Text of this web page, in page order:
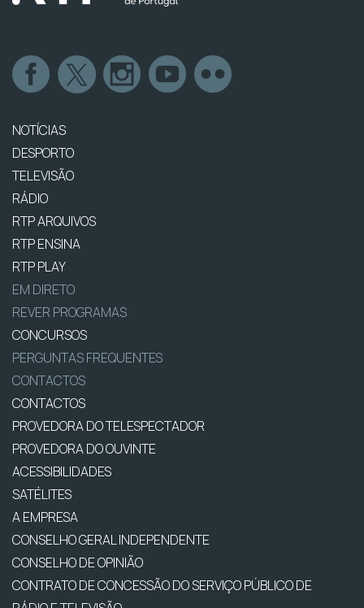
NOTÍCIAS
DESPORTO
TELEVISÃO
RÁDIO
RTP ARQUIVOS
RTP ENSINA
RTP PLAY
EM DIRETO
REVER PROGRAMAS
CONCURSOS
PERGUNTAS FREQUENTES
CONTACTOS
CONTACTOS
PROVEDORA DO TELESPECTADOR
PROVEDORA DO OUVINTE
ACESSIBILIDADES
SATÉLITES
A EMPRESA
CONSELHO GERAL INDEPENDENTE
CONSELHO DE OPINIÃO
CONTRATO DE CONCESSÃO DO SERVIÇO PÚBLICO DE